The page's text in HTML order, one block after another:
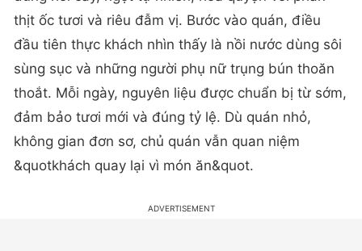
thịt ốc tươi và riêu đẫm vị. Bước vào quán, điều
đầu tiên thực khách nhìn thấy là nồi nước dùng sôi
sùng sục và những người phụ nữ trụng bún thoăn
thoắt. Mỗi ngày, nguyên liệu được chuẩn bị từ sớm,
đảm bảo tươi mới và đúng tỷ lệ. Dù quán nhỏ,
không gian đơn sơ, chủ quán vẫn quan niệm
&quotkhách quay lại vì món ăn&quot.